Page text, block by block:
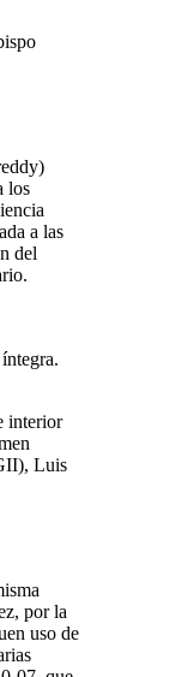
los
a las
del
interior
Luis
por la
uso de